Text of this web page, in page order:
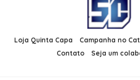
Loja Quinta Capa Campanha no
Contato
Seja um